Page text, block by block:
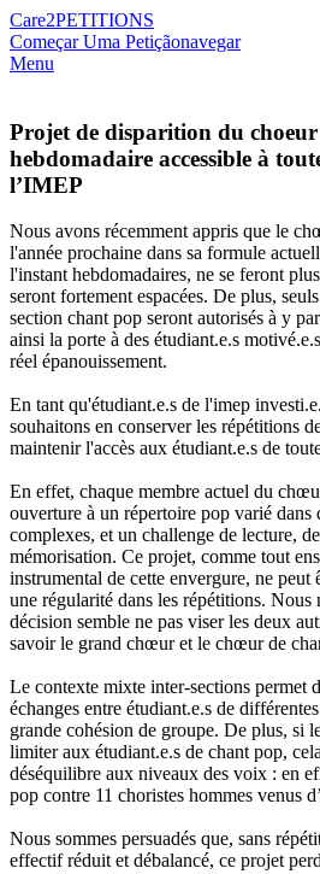
Care2PETITIONS
Começar Uma Petiçãonavegar
Menu
Projet de disparition du
hebdomadaire accessible à
l’IMEP
Nous avons récemment appris que le
l'année prochaine dans sa formule
l'instant hebdomadaires, ne se feront
seront fortement espacées. De plus,
section chant pop seront autorisés à y
ainsi la porte à des étudiant.e.s
réel épanouissement.
En tant qu'étudiant.e.s de l'imep
souhaitons en conserver les répétitions
maintenir l'accès aux étudiant.e.s de
En effet, chaque membre actuel du
ouverture à un répertoire pop varié dans
complexes, et un challenge de lecture,
mémorisation. Ce projet, comme tout
instrumental de cette envergure, ne peut
une régularité dans les répétitions. Nous
décision semble ne pas viser les deux
savoir le grand chœur et le chœur de
Le contexte mixte inter-sections permet
échanges entre étudiant.e.s de
grande cohésion de groupe. De plus, si
limiter aux étudiant.e.s de chant pop,
déséquilibre aux niveaux des voix : en
pop contre 11 choristes hommes venus
Nous sommes persuadés que, sans
effectif réduit et débalancé, ce projet